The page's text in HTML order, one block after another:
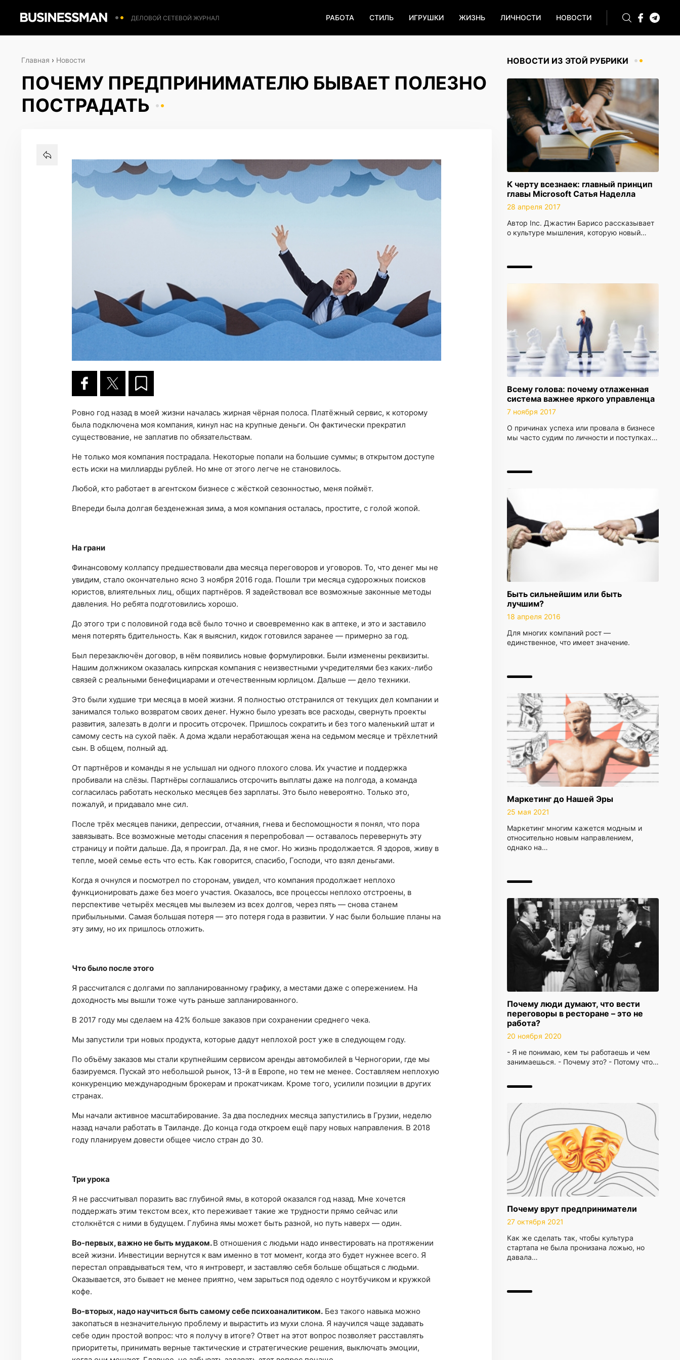
ДЕЛОВОЙ СЕТЕВОЙ ЖУРНАЛ РАБОТА СТИЛЬ ИГРУШКИ ЖИЗНЬ ЛИЧНОСТИ НОВОСТИ
НОВОСТИ ИЗ ЭТОЙ РУБРИКИ
К черту всезнаек: главный принцип
главы Microsoft Сатья Наделла
28 апреля 2017
Автор Inc. Джастин Барисо рассказывает
о культуре мышления, которую новый…
Всему голова: почему отлаженная
система важнее яркого управленца
7 ноября 2017
О причинах успеха или провала в бизнесе
мы часто судим по личности и поступках…
Быть сильнейшим или быть
лучшим?
18 апреля 2016
Для многих компаний рост —
единственное, что имеет значение.
Маркетинг до Нашей Эры
25 мая 2021
Маркетинг многим кажется модным и
относительно новым направлением,
однако на…
Почему люди думают, что вести
переговоры в ресторане – это не
работа?
20 ноября 2020
- Я не понимаю, кем ты работаешь и чем
занимаешься. - Почему это? - Потому что…
Почему врут предприниматели
27 октября 2021
Как же сделать так, чтобы культура
стартапа не была пронизана ложью, но
давала…
Главная › Новости
ПОЧЕМУ ПРЕДПРИНИМАТЕЛЮ БЫВАЕТ ПОЛЕЗНО
ПОСТРАДАТЬ
Ровно год назад в моей жизни началась жирная чёрная полоса. Платёжный сервис, к которому
была подключена моя компания, кинул нас на крупные деньги. Он фактически прекратил
существование, не заплатив по обязательствам.
Не только моя компания пострадала. Некоторые попали на большие суммы; в открытом доступе
есть иски на миллиарды рублей. Но мне от этого легче не становилось.
Любой, кто работает в агентском бизнесе с жёсткой сезонностью, меня поймёт.
Впереди была долгая безденежная зима, а моя компания осталась, простите, с голой жопой.
На грани
Финансовому коллапсу предшествовали два месяца переговоров и уговоров. То, что денег мы не
увидим, стало окончательно ясно 3 ноября 2016 года. Пошли три месяца судорожных поисков
юристов, влиятельных лиц, общих партнёров. Я задействовал все возможные законные методы
давления. Но ребята подготовились хорошо.
До этого три с половиной года всё было точно и своевременно как в аптеке, и это и заставило
меня потерять бдительность. Как я выяснил, кидок готовился заранее — примерно за год.
Был перезаключён договор, в нём появились новые формулировки. Были изменены реквизиты.
Нашим должником оказалась кипрская компания с неизвестными учредителями без каких-либо
связей с реальными бенефициарами и отечественным юрлицом. Дальше — дело техники.
Это были худшие три месяца в моей жизни. Я полностью отстранился от текущих дел компании и
занимался только возвратом своих денег. Нужно было урезать все расходы, свернуть проекты
развития, залезать в долги и просить отсрочек. Пришлось сократить и без того маленький штат и
самому сесть на сухой паёк. А дома ждали неработающая жена на седьмом месяце и трёхлетний
сын. В общем, полный ад.
От партнёров и команды я не услышал ни одного плохого слова. Их участие и поддержка
пробивали на слёзы. Партнёры соглашались отсрочить выплаты даже на полгода, а команда
согласилась работать несколько месяцев без зарплаты. Это было невероятно. Только это,
пожалуй, и придавало мне сил.
После трёх месяцев паники, депрессии, отчаяния, гнева и беспомощности я понял, что пора
завязывать. Все возможные методы спасения я перепробовал — оставалось перевернуть эту
страницу и пойти дальше. Да, я проиграл. Да, я не смог. Но жизнь продолжается. Я здоров, живу в
тепле, моей семье есть что есть. Как говорится, спасибо, Господи, что взял деньгами.
Когда я очнулся и посмотрел по сторонам, увидел, что компания продолжает неплохо
функционировать даже без моего участия. Оказалось, все процессы неплохо отстроены, в
перспективе четырёх месяцев мы вылезем из всех долгов, через пять — снова станем
прибыльными. Самая большая потеря — это потеря года в развитии. У нас были большие планы на
эту зиму, но их пришлось отложить.
Что было после этого
Я рассчитался с долгами по запланированному графику, а местами даже с опережением. На
доходность мы вышли тоже чуть раньше запланированного.
В 2017 году мы сделаем на 42% больше заказов при сохранении среднего чека.
Мы запустили три новых продукта, которые дадут неплохой рост уже в следующем году.
По объёму заказов мы стали крупнейшим сервисом аренды автомобилей в Черногории, где мы
базируемся. Пускай это небольшой рынок, 13-й в Европе, но тем не менее. Составляем неплохую
конкуренцию международным брокерам и прокатчикам. Кроме того, усилили позиции в других
странах.
Мы начали активное масштабирование. За два последних месяца запустились в Грузии, неделю
назад начали работать в Таиланде. До конца года откроем ещё пару новых направления. В 2018
году планируем довести общее число стран до 30.
Три урока
Я не рассчитывал поразить вас глубиной ямы, в которой оказался год назад. Мне хочется
поддержать этим текстом всех, кто переживает такие же трудности прямо сейчас или
столкнётся с ними в будущем. Глубина ямы может быть разной, но путь наверх — один.
Во-первых, важно не быть мудаком.В отношения с людьми надо инвестировать на протяжении
всей жизни. Инвестиции вернутся к вам именно в тот момент, когда это будет нужнее всего. Я
перестал оправдываться тем, что я интроверт, и заставляю себя больше общаться с людьми.
Оказывается, это бывает не менее приятно, чем зарыться под одеяло с ноутбучиком и кружкой
кофе.
Во-вторых, надо научиться быть самому себе психоаналитиком. Без такого навыка можно
закопаться в незначительную проблему и вырастить из мухи слона. Я научился чаще задавать
себе один простой вопрос: что я получу в итоге? Ответ на этот вопрос позволяет расставлять
приоритеты, принимать верные тактические и стратегические решения, выключать эмоции,